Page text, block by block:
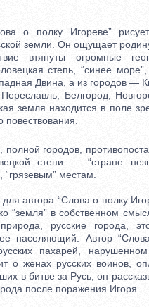
о полку Игореве”
земли. Он ощущает
втянуты огромные
степь, “синее
Двина, а из городов —
Переславль, Белгород,
земля находится в поле
повествования.
городов,
степи — “стране
местам.
автора “Слова о полку
“земля” в собственном
русские города,
населяющий. Автор
пахарей,
о женах русских воинов,
в битве за Русь; он
после поражения Игоря.